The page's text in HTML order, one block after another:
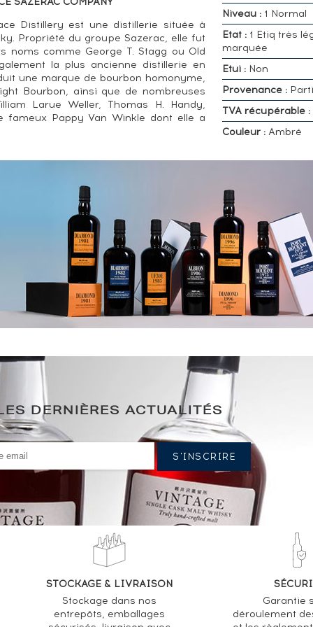
Distillery est une distillerie située à
Propriété du groupe Sazerac, elle fut
noms comme George T. Stagg ou Old
la plus ancienne distillerie en
une marque de bourbon homonyme,
Bourbon, ainsi que de nombreuses
Larue Weller, Thomas H. Handy,
fameux Pappy Van Winkle dont elle a
Niveau : 1 Normal
Etat : 1 Etiq très
marquée
Etui : Non
Provenance :
TVA récupérable :
Couleur : Ambré
DERNIÈRES ACTUALITÉS
STOCKAGE & LIVRAISON
Stockage dans nos
entrepôts, emballages
Garantie
déroulement